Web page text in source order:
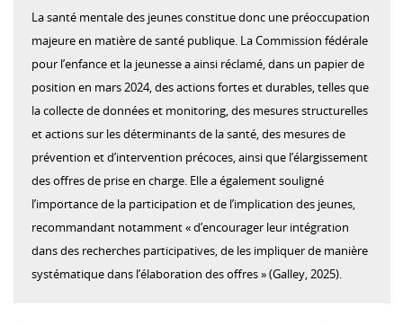
La santé mentale des jeunes constitue donc une préoccupation
majeure en matière de santé publique. La Commission fédérale
pour l’enfance et la jeunesse a ainsi réclamé, dans un papier de
position en mars 2024, des actions fortes et durables, telles que
la collecte de données et monitoring, des mesures structurelles
et actions sur les déterminants de la santé, des mesures de
prévention et d’intervention précoces, ainsi que l’élargissement
des offres de prise en charge. Elle a également souligné
l’importance de la participation et de l’implication des jeunes,
recommandant notamment « d’encourager leur intégration
dans des recherches participatives, de les impliquer de manière
systématique dans l’élaboration des offres » (Galley, 2025).